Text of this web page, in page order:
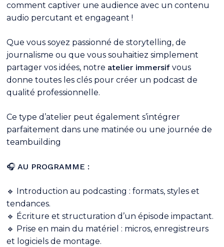
comment captiver une audience avec un contenu
audio percutant et engageant !
Que vous soyez passionné de storytelling, de
journalisme ou que vous souhaitiez simplement
partager vos idées, notre atelier immersif vous
donne toutes les clés pour créer un podcast de
qualité professionnelle.
Ce type d’atelier peut également s’intégrer
parfaitement dans une matinée ou une journée de
teambuilding
🎧AU PROGRAMME :
🔹 Introduction au podcasting : formats, styles et
tendances.
🔹 Écriture et structuration d’un épisode impactant.
🔹 Prise en main du matériel : micros, enregistreurs
et logiciels de montage.